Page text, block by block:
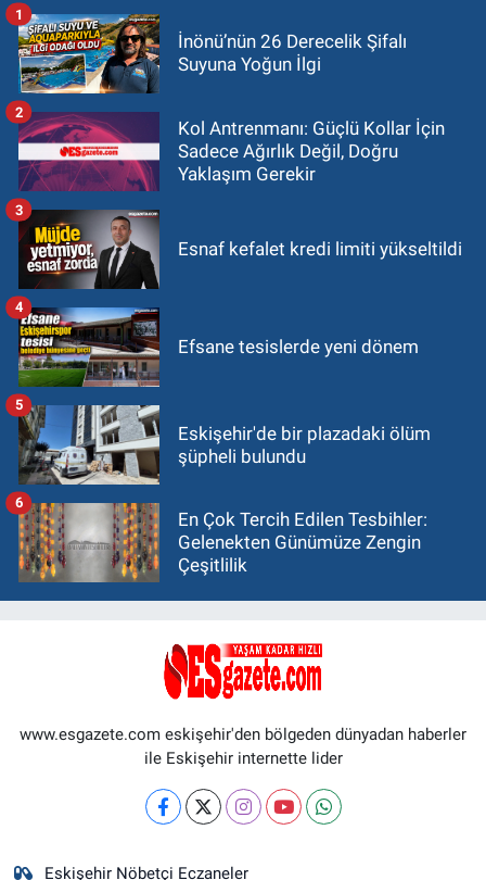
İnönü’nün 26 Derecelik Şifalı
Suyuna Yoğun İlgi
1
Kol Antrenmanı: Güçlü Kollar İçin
Sadece Ağırlık Değil, Doğru
Yaklaşım Gerekir
2
Esnaf kefalet kredi limiti yükseltildi
3
Efsane tesislerde yeni dönem
4
Eskişehir'de bir plazadaki ölüm
şüpheli bulundu
5
En Çok Tercih Edilen Tesbihler:
Gelenekten Günümüze Zengin
Çeşitlilik
6
www.esgazete.com eskişehir'den bölgeden dünyadan haberler
ile Eskişehir internette lider
Eskişehir Nöbetçi Eczaneler